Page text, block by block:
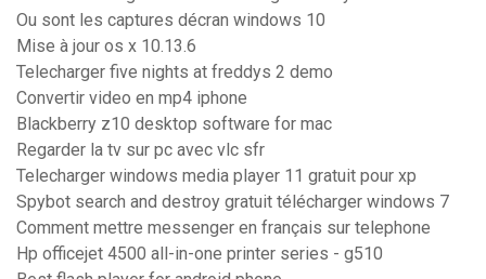
Ou sont les captures décran windows 10
Mise à jour os x 10.13.6
Telecharger five nights at freddys 2 demo
Convertir video en mp4 iphone
Blackberry z10 desktop software for mac
Regarder la tv sur pc avec vlc sfr
Telecharger windows media player 11 gratuit pour xp
Spybot search and destroy gratuit télécharger windows 7
Comment mettre messenger en français sur telephone
Hp officejet 4500 all-in-one printer series - g510